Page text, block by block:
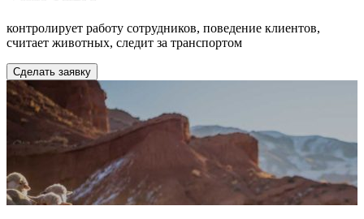
контролирует работу сотрудников, поведение клиентов,
считает животных, следит за транспортом
Сделать заявку